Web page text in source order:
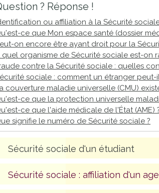
? Réponse !
ou affiliation à la Sécurité
ce que Mon espace santé (dossier
on encore être ayant droit pour la
quel organisme de Sécurité sociale est-on
contre la Sécurité sociale : quelles
sociale : comment un étranger peut-
couverture maladie universelle (CMU)
ce que la protection universelle
ce que l'aide médicale de l'État (AME)
signifie le numéro de Sécurité sociale ?
Sécurité sociale d'un étudiant
Sécurité sociale : affiliation d'un